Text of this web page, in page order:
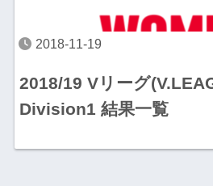
2018-11-19
2018/19 Vリーグ
Division1 結果一覧